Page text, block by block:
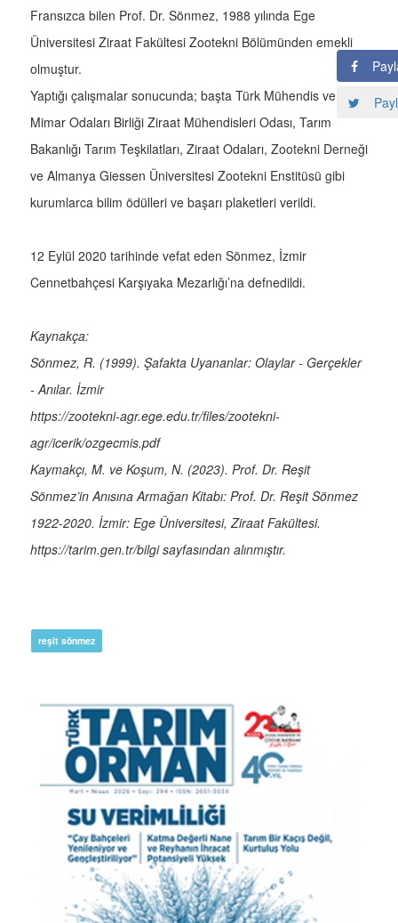
Fransızca bilen Prof. Dr. Sönmez, 1988 yılında Ege
Üniversitesi Ziraat Fakültesi Zootekni Bölümünden emekli
olmuştur.
Yaptığı çalışmalar sonucunda; başta Türk Mühendis ve
Mimar Odaları Birliği Ziraat Mühendisleri Odası, Tarım
Bakanlığı Tarım Teşkilatları, Ziraat Odaları, Zootekni Derneği
ve Almanya Giessen Üniversitesi Zootekni Enstitüsü gibi
kurumlarca bilim ödülleri ve başarı plaketleri verildi.
12 Eylül 2020 tarihinde vefat eden Sönmez, İzmir
Cennetbahçesi Karşıyaka Mezarlığı’na defnedildi.
Kaynakça:
Sönmez, R. (1999). Şafakta Uyananlar: Olaylar - Gerçekler
- Anılar. İzmir
https://zootekni-agr.ege.edu.tr/files/zootekni-
agr/icerik/ozgecmis.pdf
Kaymakçı, M. ve Koşum, N. (2023). Prof. Dr. Reşit
Sönmez’in Anısına Armağan Kitabı: Prof. Dr. Reşit Sönmez
1922-2020. İzmir: Ege Üniversitesi, Ziraat Fakültesi.
https://tarim.gen.tr/bilgi sayfasından alınmıştır.
reşit sönmez